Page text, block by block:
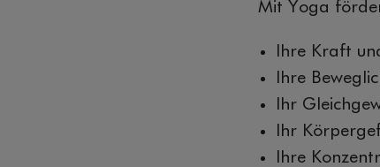
Mit Yoga
Ihre Kraft
Ihre
Ihr
Ihr
Ihre